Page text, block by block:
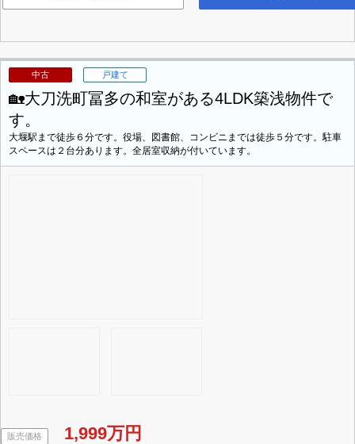
中古 戸建て
🏡大刀洗町冨多の和室がある4LDK築浅物件で
す。
大堰駅まで徒歩６分です。役場、図書館、コンビニまでは徒歩５分です。駐車
スペースは２台分あります。全居室収納が付いています。
販売価格 1,999万円